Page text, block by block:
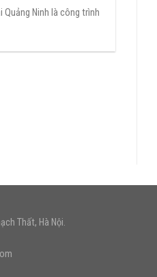
Quảng Ninh là công trình
Thất, Hà Nội.